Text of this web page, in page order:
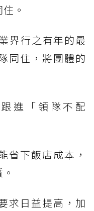
。
界行之有年的最
同住，將團體的
進「領隊不配
省下飯店成本，
求日益提高，加